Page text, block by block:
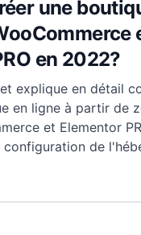
une
en 2022?
explique en détail
en ligne à partir de
et Elementor
de